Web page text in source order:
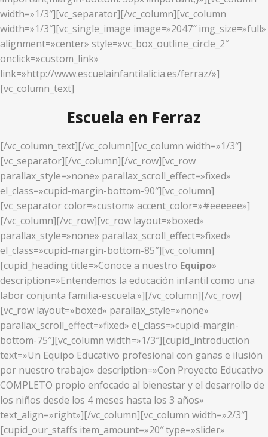
width=»1/3″][vc_separator][/vc_column][vc_column
width=»1/3″][vc_single_image image=»2047″ img_size=»full»
alignment=»center» style=»vc_box_outline_circle_2″
onclick=»custom_link»
link=»http://www.escuelainfantilalicia.es/ferraz/»]
[vc_column_text]
Escuela en Ferraz
[/vc_column_text][/vc_column][vc_column width=»1/3″]
[vc_separator][/vc_column][/vc_row][vc_row
parallax_style=»none» parallax_scroll_effect=»fixed»
el_class=»cupid-margin-bottom-90″][vc_column]
[vc_separator color=»custom» accent_color=»#eeeeee»]
[/vc_column][/vc_row][vc_row layout=»boxed»
parallax_style=»none» parallax_scroll_effect=»fixed»
el_class=»cupid-margin-bottom-85″][vc_column]
[cupid_heading title=»Conoce a nuestro Equipo»
description=»Entendemos la educación infantil como una
labor conjunta familia-escuela.»][/vc_column][/vc_row]
[vc_row layout=»boxed» parallax_style=»none»
parallax_scroll_effect=»fixed» el_class=»cupid-margin-
bottom-75″][vc_column width=»1/3″][cupid_introduction
text=»Un Equipo Educativo profesional con ganas e ilusión
por nuestro trabajo» description=»Con Proyecto Educativo
COMPLETO propio enfocado al bienestar y el desarrollo de
los niños desde los 4 meses hasta los 3 años»
text_align=»right»][/vc_column][vc_column width=»2/3″]
[cupid_our_staffs item_amount=»20″ type=»slider»